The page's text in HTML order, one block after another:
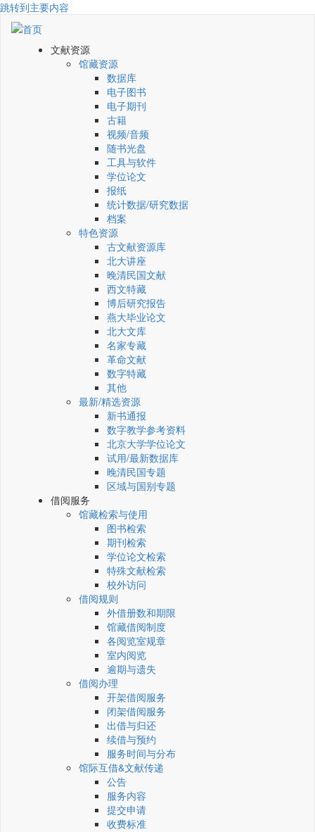
跳转到主要内容
文献资源
馆藏资源
数据库
电子图书
电子期刊
古籍
视频/音频
随书光盘
工具与软件
学位论文
报纸
统计数据/研究数据
档案
特色资源
古文献资源库
北大讲座
晚清民国文献
西文特藏
博后研究报告
燕大毕业论文
北大文库
名家专藏
革命文献
数字特藏
其他
最新/精选资源
新书通报
数字教学参考资料
北京大学学位论文
试用/最新数据库
晚清民国专题
区域与国别专题
借阅服务
馆藏检索与使用
图书检索
期刊检索
学位论文检索
特殊文献检索
校外访问
借阅规则
外借册数和期限
馆藏借阅制度
各阅览室规章
室内阅览
逾期与遗失
借阅办理
开架借阅服务
闭架借阅服务
出借与归还
续借与预约
服务时间与分布
馆际互借&文献传递
公告
服务内容
提交申请
收费标准